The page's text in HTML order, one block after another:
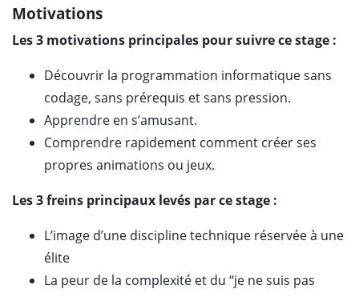
Motivations
Les 3 motivations principales pour suivre ce stage :
Découvrir la programmation informatique sans
codage, sans prérequis et sans pression.
Apprendre en s’amusant.
Comprendre rapidement comment créer ses
propres animations ou jeux.
Les 3 freins principaux levés par ce stage :
L’image d’une discipline technique réservée à une
élite
La peur de la complexité et du “je ne suis pas